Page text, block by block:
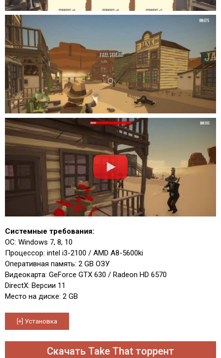
Системные требования:
ОС: Windows 7, 8, 10
Процессор: intel i3-2100 / AMD A8-5600ki
Оперативная память: 2 GB ОЗУ
Видеокарта: GeForce GTX 630 / Radeon HD 6570
DirectX: Версии 11
Место на диске: 2 GB
Скачать Take That торрент